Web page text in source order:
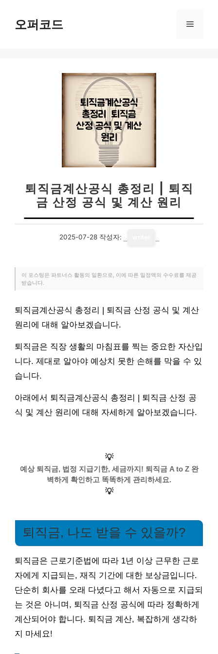
오퍼코드 메
퇴직금계산공식 총정리 | 퇴직
금 산정 공식 및 계산 원리
2025-07-28 작성자:
이 포스팅은 파트너스 활동의 일환으로, 이에 따른 일정액의 수수료를 제공
받습니다.
퇴직금계산공식 총정리 | 퇴직금 산정 공식 및 계산
원리에 대해 알아보겠습니다.
퇴직금은 직장 생활의 마침표를 찍는 중요한 자산입
니다. 제대로 알아야 예상치 못한 손해를 막을 수 있
습니다.
아래에서 퇴직금계산공식 총정리 | 퇴직금 산정 공
식 및 계산 원리에 대해 자세하게 알아보겠습니다.
💡
예상 퇴직금, 법정 지급기한, 세금까지! 퇴직금 A to Z 완
벽하게 확인하고 똑똑하게 관리하세요.
💡
퇴직금, 나도 받을 수 있을까?
퇴직금은 근로기준법에 따라 1년 이상 근무한 근로
자에게 지급되는, 재직 기간에 대한 보상금입니다.
단순히 회사를 오래 다녔다고 해서 자동으로 지급되
는 것은 아니며, 퇴직금 산정 공식에 따라 정확하게
계산되어야 합니다. 퇴직금 계산, 복잡하게 생각하
지 마세요!